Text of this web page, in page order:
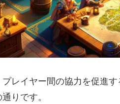
レイヤー間の協力を促進
りです。